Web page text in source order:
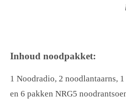
Inhoud noodpakket:
1 Noodradio, 2 noodlantaarns,
en 6 pakken NRG5